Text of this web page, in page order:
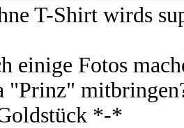
T-Shirt wirds
einige Fotos
"Prinz"
*-*